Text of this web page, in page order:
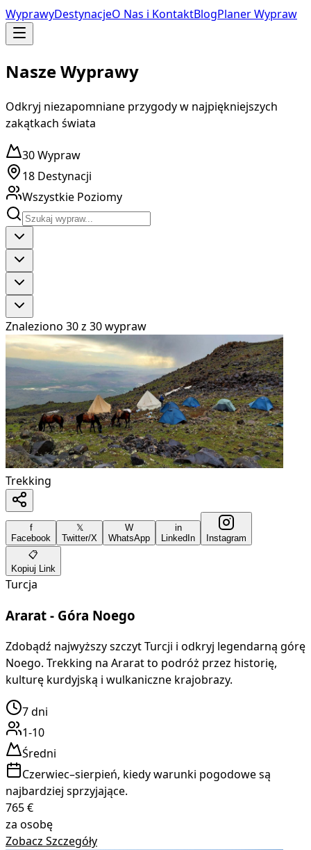
WyprawyDestynacjeO Nas i KontaktBlogPlaner Wypraw
Nasze Wyprawy
Odkryj niezapomniane przygody w najpiękniejszych
zakątkach świata
30Wypraw
18 Destynacji
Wszystkie Poziomy
Znaleziono 30z 30wypraw
Trekking
f
Facebook
𝕏
Twitter/X
W
WhatsApp
in
LinkedIn
Instagram
📋
Kopiuj Link
Turcja
Ararat - Góra Noego
Zdobądź najwyższy szczyt Turcji i odkryj legendarną górę
Noego. Trekking na Ararat to podróż przez historię,
kulturę kurdyjską i wulkaniczne krajobrazy.
7dni
1-10
Średni
Czerwiec–sierpień, kiedy warunki pogodowe są
najbardziej sprzyjające.
765€
za osobę
Zobacz Szczegóły